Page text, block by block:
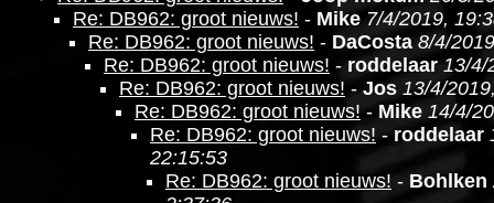
Re: DB962: groot nieuws! - Mike 7/4/2019,
Re: DB962: groot nieuws! - DaCosta 8/4/
Re: DB962: groot nieuws! - roddelaar 13/4/
Re: DB962: groot nieuws! - Jos 13/4/
Re: DB962: groot nieuws! - Mike 14/4/
Re: DB962: groot nieuws! - roddelaar
22:15:53
Re: DB962: groot nieuws! - Bohlken